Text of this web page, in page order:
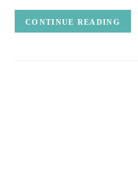
CONTINUE READING